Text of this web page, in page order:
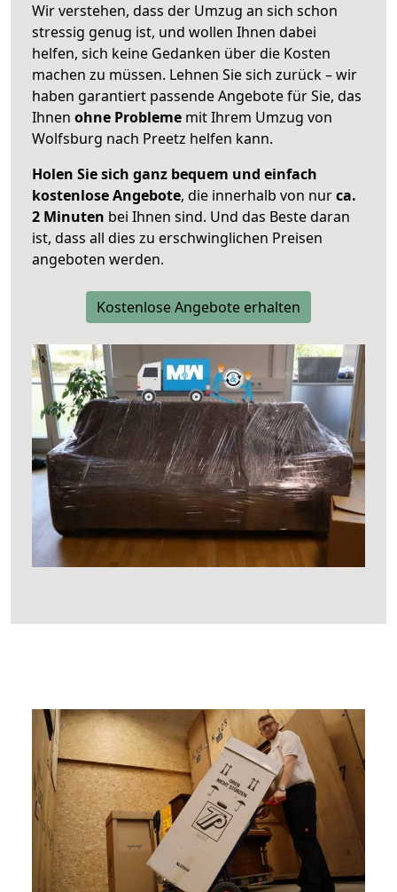
Wir verstehen, dass der Umzug an sich schon
stressig genug ist, und wollen Ihnen dabei
helfen, sich keine Gedanken über die Kosten
machen zu müssen. Lehnen Sie sich zurück – wir
haben garantiert passende Angebote für Sie, das
Ihnen ohne Probleme mit Ihrem Umzug von
Wolfsburg nach Preetz helfen kann.
Holen Sie sich ganz bequem und einfach
kostenlose Angebote, die innerhalb von nurca.
2 Minuten bei Ihnen sind. Und das Beste daran
ist, dass all dies zu erschwinglichen Preisen
angeboten werden.
Kostenlose Angebote erhalten